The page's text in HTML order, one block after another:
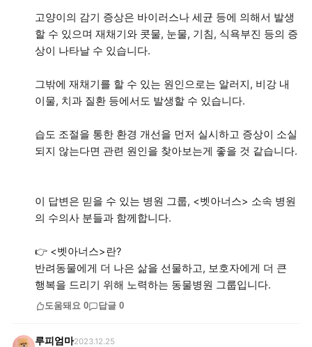
고양이의 감기 증상은 바이러스나 세균 등에 의해서 발생
할 수 있으며 재채기와 콧물, 눈물, 기침, 식욕부진 등의 증
상이 나타날 수 있습니다.
그밖에 재채기를 할 수 있는 원인으로는 알러지, 비강 내
이물, 치과 질환 등에서도 발생할 수 있습니다.
습도 조절을 통한 환경 개선을 먼저 실시하고 증상이 소실
되지 않는다면 관련 원인을 찾아보는게 좋을 것 같습니다.
이 답변은 믿을 수 있는 병원 그룹, <벳아너스> 소속 병원
의 수의사 분들과 함께합니다.
👉 <벳아너스>란?
반려동물에게 더 나은 삶을 선물하고, 보호자에게 더 큰
행복을 드리기 위해 노력하는 동물병원 그룹입니다.
도움돼요 0 답글 0
루피엄마2023.12.25